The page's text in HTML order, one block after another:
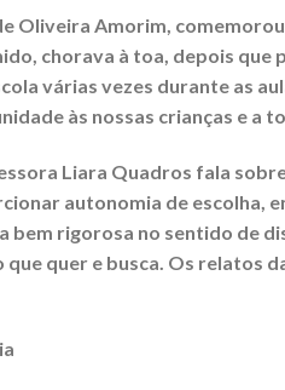
Oliveira Amorim,
chorava à toa, depois que
várias vezes durante as
às nossas crianças e a
Liara Quadros fala
autonomia de escolha,
bem rigorosa no sentido de
que quer e busca. Os relatos